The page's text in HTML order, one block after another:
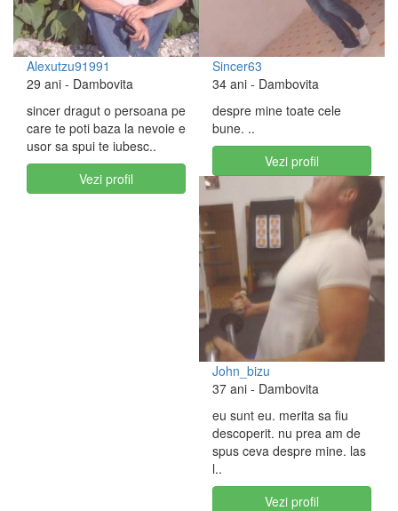
Alexutzu91991
29 ani - Dambovita
sincer dragut o persoana pe
care te poti baza la nevoie e
usor sa spui te iubesc..
Vezi profil
Sincer63
34 ani - Dambovita
despre mine toate cele
bune. ..
Vezi profil
John_bizu
37 ani - Dambovita
eu sunt eu. merita sa fiu
descoperit. nu prea am de
spus ceva despre mine. las
l..
Vezi profil